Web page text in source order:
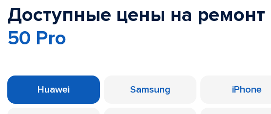
Доступные цены на ремонт
50 Pro
Huawei Samsung iPhone